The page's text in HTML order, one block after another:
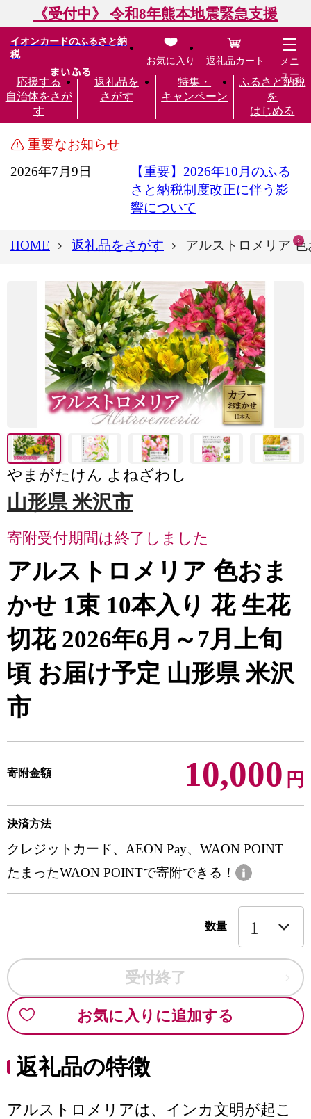
《受付中》 令和8年熊本地震緊急支援
イオンカードのふるさと納
税
応援する
自治体をさが
す
返礼品を
さがす
特集・
キャンペーン
ふるさと納税
を
はじめる
お気に入り 返礼品カート
メニ
ュー
重要なお知らせ
2026年7月9日
【重要】2026年10月のふる
さと納税制度改正に伴う影
響について
HOME 返礼品をさがす アルストロメリア
やまがたけん よねざわし
山形県 米沢市
寄附受付期間は終了しました
アルストロメリア 色おま
かせ 1束 10本入り 花 生花
切花 2026年6月～7月上旬
頃 お届け予定 山形県 米沢
市
寄附金額 10,000 円
決済方法
クレジットカード、AEON Pay、WAON POINT
たまったWAON POINTで寄附できる！
数量
受付終了
お気に入りに追加する
返礼品の特徴
アルストロメリアは、インカ文明が起こ